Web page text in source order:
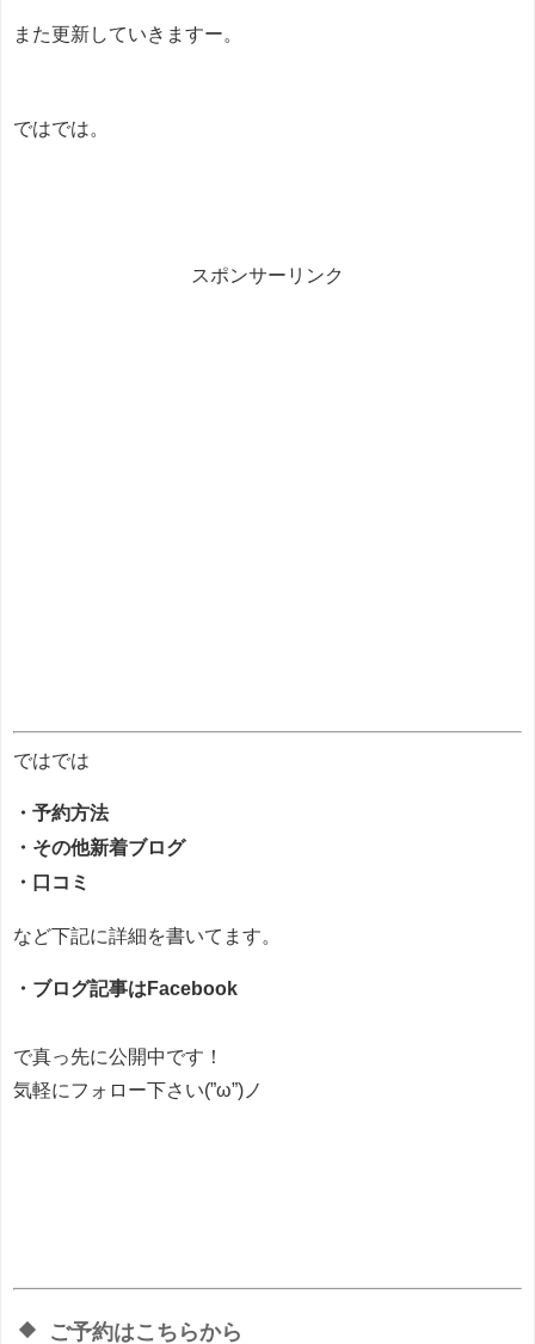
また更新していきますー。
ではでは。
スポンサーリンク
ではでは
・予約方法
・その他新着ブログ
・口コミ
など下記に詳細を書いてます。
・ブログ記事はFacebook
で真っ先に公開中です！
気軽にフォロー下さい(”ω”)ノ
ご予約はこちらから